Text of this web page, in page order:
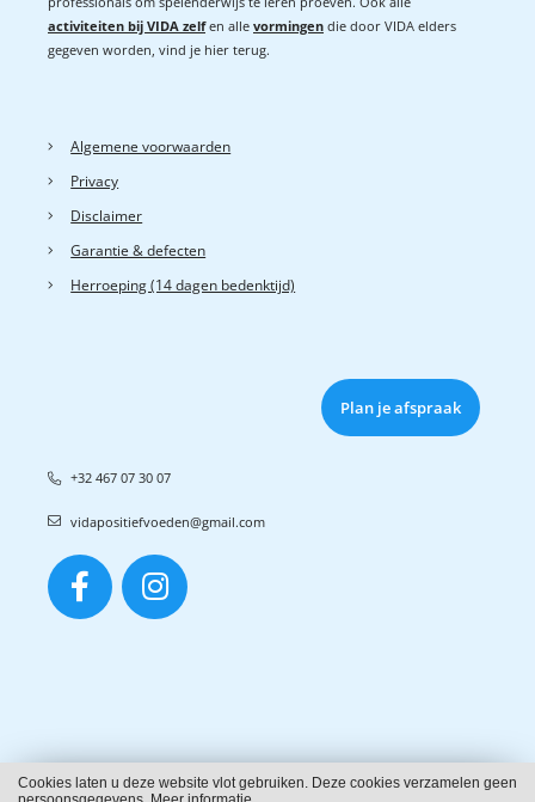
activiteiten bij VIDA zelf en alle vormingen die door VIDA elders
gegeven worden, vind je hier terug.
Algemene voorwaarden
Privacy
Disclaimer
Garantie & defecten
Herroeping (14 dagen bedenktijd)
Plan je afspraak
+32 467 07 30 07
vidapositiefvoeden@gmail.com
Cookies
Cookies laten u deze website vlot gebruiken. Deze cookies verzamelen geen